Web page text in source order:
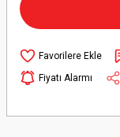
Fiyatı Alarmı